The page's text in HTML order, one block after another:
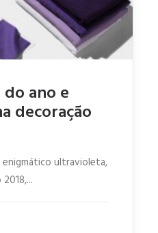
ano e
decoração
ultravioleta,